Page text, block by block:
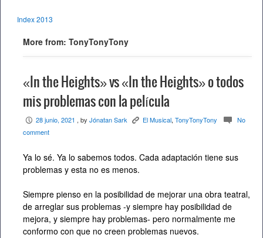
Index 2013
More from: TonyTonyTony
«In the Heights» vs «In the Heights» o todos
mis problemas con la película
P 28 junio, 2021 , by Jónatan Sark K El Musical,TonyTonyTony c No
comment
Ya lo sé. Ya lo sabemos todos. Cada adaptación tiene sus
problemas y esta no es menos.
Siempre pienso en la posibilidad de mejorar una obra teatral,
de arreglar sus problemas -y siempre hay posibilidad de
mejora, y siempre hay problemas- pero normalmente me
conformo con que no creen problemas nuevos.